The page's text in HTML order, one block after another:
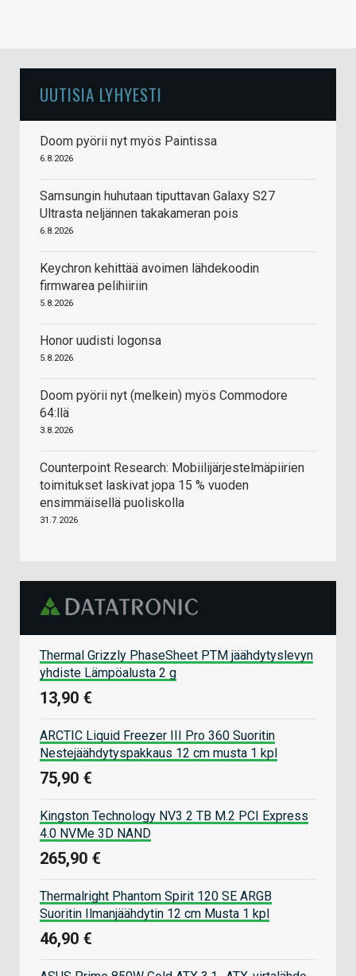
UUTISIA LYHYESTI
Doom pyörii nyt myös Paintissa
6.8.2026
Samsungin huhutaan tiputtavan Galaxy S27
Ultrasta neljännen takakameran pois
6.8.2026
Keychron kehittää avoimen lähdekoodin
firmwarea pelihiiriin
5.8.2026
Honor uudisti logonsa
5.8.2026
Doom pyörii nyt (melkein) myös Commodore
64:llä
3.8.2026
Counterpoint Research: Mobiilijärjestelmäpiirien
toimitukset laskivat jopa 15 % vuoden
ensimmäisellä puoliskolla
31.7.2026
Thermal Grizzly PhaseSheet PTM jäähdytyslevyn
yhdiste Lämpöalusta 2 g
13,90 €
ARCTIC Liquid Freezer III Pro 360 Suoritin
Nestejäähdytyspakkaus 12 cm musta 1 kpl
75,90 €
Kingston Technology NV3 2 TB M.2 PCI Express
4.0 NVMe 3D NAND
265,90 €
Thermalright Phantom Spirit 120 SE ARGB
Suoritin Ilmanjäähdytin 12 cm Musta 1 kpl
46,90 €